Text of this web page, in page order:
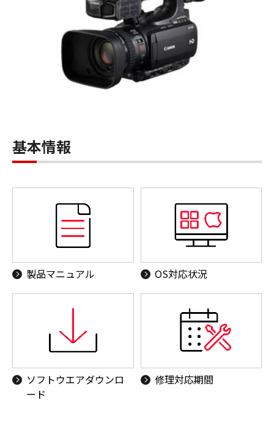
基本情報
製品マニュアル OS対応状況
ソフトウエアダウンロ
ード
修理対応期間